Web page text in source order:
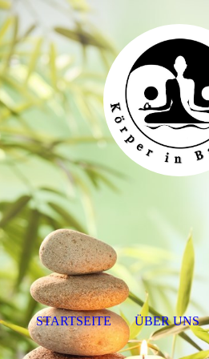
STARTSEITE ÜBER UNS